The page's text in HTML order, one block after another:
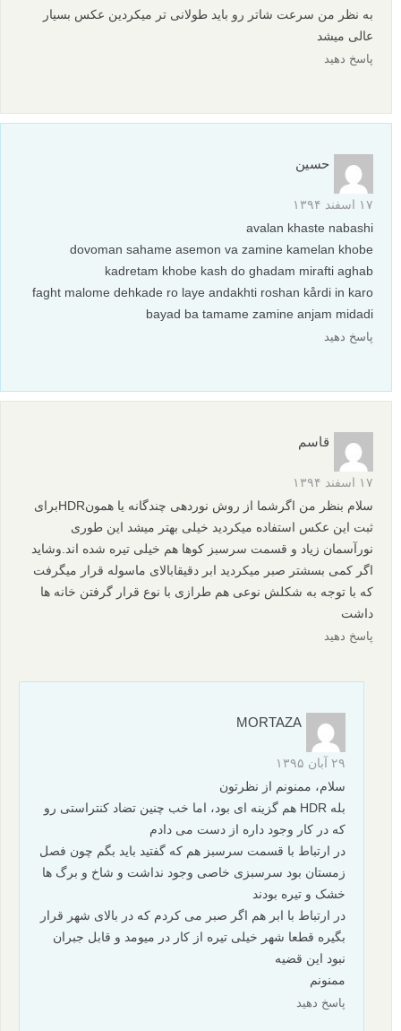
به نظر من سرعت شاتر رو باید طولانی تر میکردین عکس بسیار
عالی میشد
پاسخ دهید
حسین
۱۷ اسفند ۱۳۹۴
avalan khaste nabashi
dovoman sahame asemon va zamine kamelan khobe
kadretam khobe kash do ghadam mirafti aghab
faght malome dehkade ro laye andakhti roshan kårdi in karo
bayad ba tamame zamine anjam midadi
پاسخ دهید
قاسم
۱۷ اسفند ۱۳۹۴
سلام بنظر من اگرشما از روش نوردهی چندگانه یا همونHDRبرای
ثبت این عکس استفاده میکردید خیلی بهتر میشد این طوری
نورآسمان زیاد و قسمت سرسبز کوها هم خیلی تیره شده اند.وشاید
اگر کمی بسشتر صبر میکردید ابر دقیقابالای ماسوله قرار میگرفت
که با توجه به شکلش نوعی هم طرازی با نوع قرار گرفتن خانه ها
داشت
پاسخ دهید
MORTAZA
۲۹ آبان ۱۳۹۵
سلام، ممنونم از نظرتون
بله HDR هم گزینه ای بود، اما خب چنین تضاد کنتراستی رو
که در کار وجود داره از دست می دادم
در ارتباط با قسمت سرسبز هم که گفتید باید بگم چون فصل
زمستان بود سرسبزی خاصی وجود نداشت و شاخ و برگ ها
خشک و تیره بودند
در ارتباط با ابر هم اگر صبر می کردم که در بالای شهر قرار
بگیره قطعا شهر خیلی تیره از کار در میومد و قابل جبران
نبود این قضیه
ممنونم
پاسخ دهید